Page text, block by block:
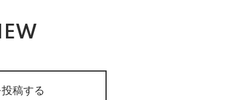
稿する